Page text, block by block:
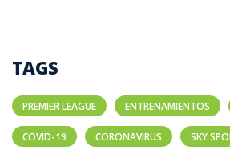
TAGS
PREMIER LEAGUE ENTRENAMIENTOS
COVID-19 CORONAVIRUS SKY